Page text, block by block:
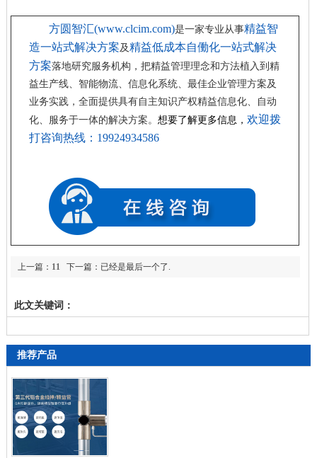
方圆智汇(www.clcim.com)是一家专业从事精益智
造一站式解决方案及精益低成本自働化一站式解决
方案落地研究服务机构， 把精益管理理念和方法植入到精
益生产线、智能物流、信息化系统、最佳企业管理方案及
业务实践，全面提供具有自主知识产权精益信息化、自动
化、服务于一体的解决方案。 想要了解更多信息， 欢迎拨
打咨询热线：19924934586
下一篇：已经是最后一个了.
上一篇： 11
此文关键词：
推荐产品